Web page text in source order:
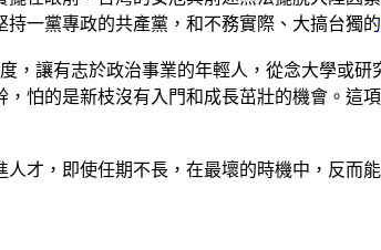
一黨專政的共產黨，和不務實際、大搞台獨的
，讓有志於政治事業的年輕人，從念大學或
怕的是新枝沒有入門和成長茁壯的機會。這
才，即使任期不長，在最壞的時機中，反而